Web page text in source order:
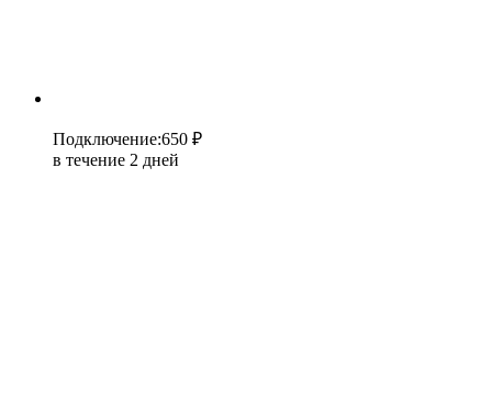
Подключение:650 ₽
в течение 2 дней